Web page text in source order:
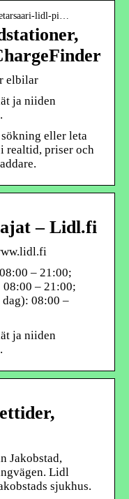
lidl-pi…
elbilar
ja niiden
eller leta
realtid, priser och
– Lidl.fi
– 21:00;
08:00 – 21:00;
08:00 –
ja niiden
Jakobstad,
Lidl
sjukhus.